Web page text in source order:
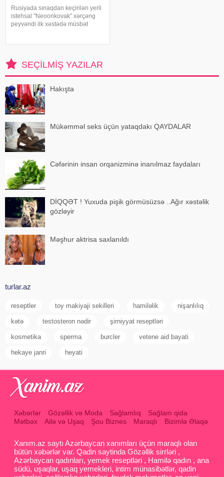
Rusiyada sınaqdan keçirilən yerli
istehsal "Neoonkovak" xərçəng
peyvəndi ilk xəstədə müsbət
Mərkəzini
SEÇILMIŞ YAZILAR
Hakışta
Mükəmməl seks üçün yataqdakı QAYDALAR
Cəfərinin insan orqanizminə inanılmaz faydaları
DİQQƏT ! Yuxuda pişik görmüsüzsə ..Ağır xəstəlik
gözləyir
Məşhur aktrisa saxlanıldı
turlar.az
reseptler toy makiyaji sekilleri hamiləlik nişanlılıq
kətə testosteron nədir şirniyyat reseptləri
kosmetika sperma burcler vetene aid bayati
hekaye janri heyati
Xəbərlər Gözəllik və Moda Sağlamlıq
Sağlam qida
Mətbəx
Ailə və Uşaq Şou Biznes Maraqlı Bizimlə Əlaqə
Xanım.az saytı Azərbaycan xanımları üçün maraqlı olan
bütün xəbərlər var. Qadin saytinda Gözəllik sirrləri ,
Azərbaycan qadınları, yemek reseptləri , Hamilə qadın , ana
südü, uşaqlar, uşaq yemekleri, intim münasibətlər, qadin